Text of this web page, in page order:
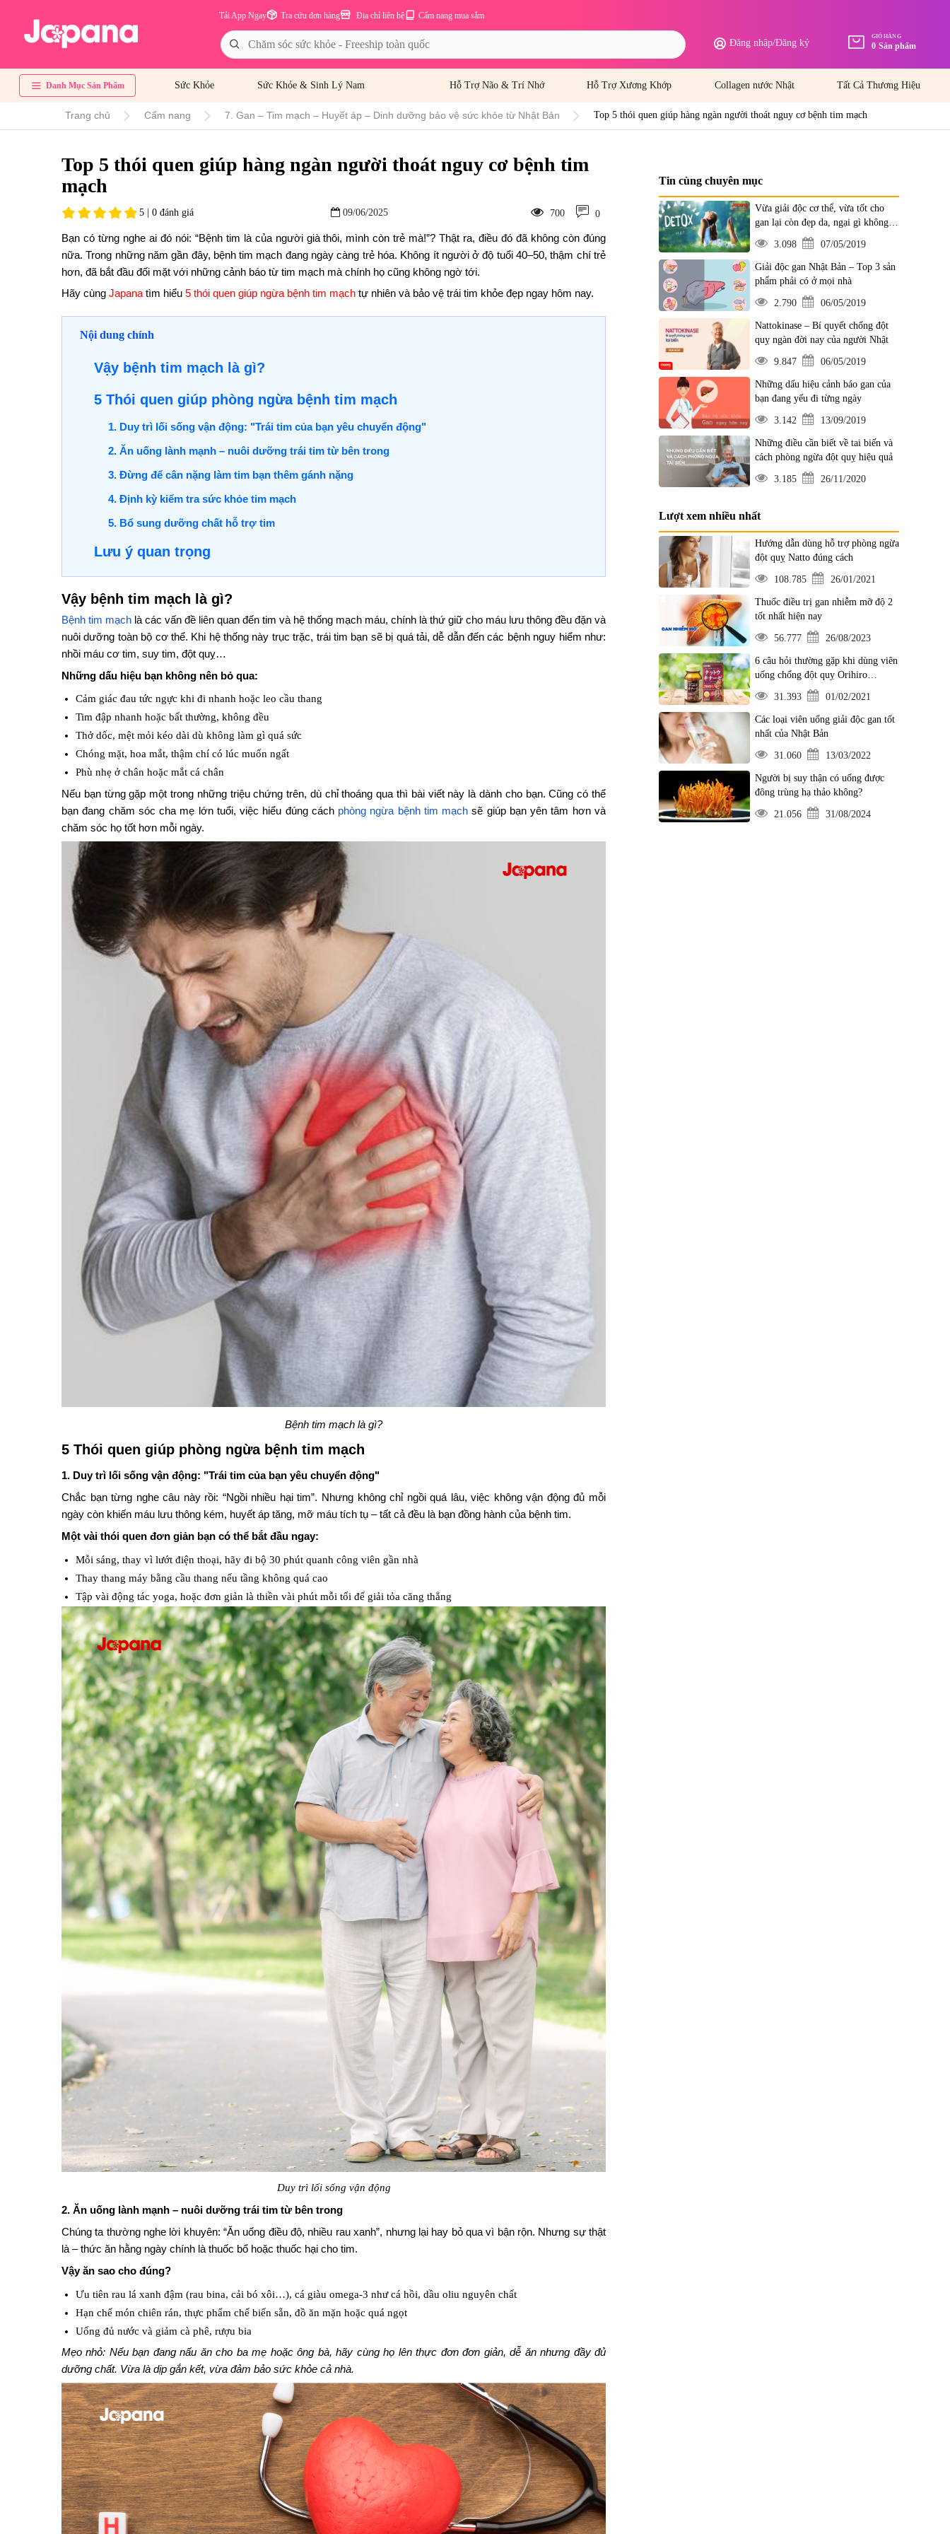
Cẩm nang mua sắm
Địa chỉ liên hệ
Tra cứu đơn hàng
Tải App Ngay
Đăng nhập/Đăng ký
GIỎ HÀNG
0 Sản phẩm
Danh Mục Sản Phẩm Sức Khỏe Sức Khỏe & Sinh Lý Nam Hỗ Trợ Não & Trí Nhớ Hỗ Trợ Xương Khớp Collagen nước Nhật Tất Cả Thương Hiệu
Trang chủ Cẩm nang 7. Gan – Tim mạch – Huyết áp – Dinh dưỡng bảo vệ sức khỏe từ Nhật Bản Top 5 thói quen giúp hàng ngàn người thoát nguy cơ bệnh tim mạch
Top 5 thói quen giúp hàng ngàn người thoát nguy cơ bệnh tim
mạch
5 | 0 đánh giá 09/06/2025 700 0
Bạn có từng nghe ai đó nói: “Bệnh tim là của người già thôi, mình còn trẻ mà!”? Thật ra, điều đó đã không còn đúng
nữa. Trong những năm gần đây, bệnh tim mạch đang ngày càng trẻ hóa. Không ít người ở độ tuổi 40–50, thậm chí trẻ
hơn, đã bắt đầu đối mặt với những cảnh báo từ tim mạch mà chính họ cũng không ngờ tới.
Hãy cùng Japanatìm hiểu 5 thói quen giúp ngừa bệnh tim mạch tự nhiên và bảo vệ trái tim khỏe đẹp ngay hôm nay.
Nội dung chính
Vậy bệnh tim mạch là gì?
5 Thói quen giúp phòng ngừa bệnh tim mạch
1. Duy trì lối sống vận động: "Trái tim của bạn yêu chuyển động"
2. Ăn uống lành mạnh – nuôi dưỡng trái tim từ bên trong
3. Đừng để cân nặng làm tim bạn thêm gánh nặng
4. Định kỳ kiểm tra sức khỏe tim mạch
5. Bổ sung dưỡng chất hỗ trợ tim
Lưu ý quan trọng
Vậy bệnh tim mạch là gì?
Bệnh tim mạch là các vấn đề liên quan đến tim và hệ thống mạch máu, chính là thứ giữ cho máu lưu thông đều đặn và
nuôi dưỡng toàn bộ cơ thể. Khi hệ thống này trục trặc, trái tim bạn sẽ bị quá tải, dễ dẫn đến các bệnh nguy hiểm như:
nhồi máu cơ tim, suy tim, đột quỵ…
Những dấu hiệu bạn không nên bỏ qua:
Cảm giác đau tức ngực khi đi nhanh hoặc leo cầu thang
Tim đập nhanh hoặc bất thường, không đều
Thở dốc, mệt mỏi kéo dài dù không làm gì quá sức
Chóng mặt, hoa mắt, thậm chí có lúc muốn ngất
Phù nhẹ ở chân hoặc mắt cá chân
Nếu bạn từng gặp một trong những triệu chứng trên, dù chỉ thoáng qua thì bài viết này là dành cho bạn. Cũng có thể
bạn đang chăm sóc cha mẹ lớn tuổi, việc hiểu đúng cách phòng ngừa bệnh tim mạch sẽ giúp bạn yên tâm hơn và
chăm sóc họ tốt hơn mỗi ngày.
Bệnh tim mạch là gì?
5 Thói quen giúp phòng ngừa bệnh tim mạch
1. Duy trì lối sống vận động: "Trái tim của bạn yêu chuyển động"
Chắc bạn từng nghe câu này rồi: “Ngồi nhiều hại tim”. Nhưng không chỉ ngồi quá lâu, việc không vận động đủ mỗi
ngày còn khiến máu lưu thông kém, huyết áp tăng, mỡ máu tích tụ – tất cả đều là bạn đồng hành của bệnh tim.
Một vài thói quen đơn giản bạn có thể bắt đầu ngay:
Mỗi sáng, thay vì lướt điện thoại, hãy đi bộ 30 phút quanh công viên gần nhà
Thay thang máy bằng cầu thang nếu tầng không quá cao
Tập vài động tác yoga, hoặc đơn giản là thiền vài phút mỗi tối để giải tỏa căng thẳng
Duy trì lối sống vận động​
2. Ăn uống lành mạnh – nuôi dưỡng trái tim từ bên trong
Chúng ta thường nghe lời khuyên: “Ăn uống điều độ, nhiều rau xanh”, nhưng lại hay bỏ qua vì bận rộn. Nhưng sự thật
là – thức ăn hằng ngày chính là thuốc bổ hoặc thuốc hại cho tim.
Vậy ăn sao cho đúng?
Ưu tiên rau lá xanh đậm (rau bina, cải bó xôi…), cá giàu omega-3 như cá hồi, dầu oliu nguyên chất
Hạn chế món chiên rán, thực phẩm chế biến sẵn, đồ ăn mặn hoặc quá ngọt
Uống đủ nước và giảm cà phê, rượu bia
Mẹo nhỏ: Nếu bạn đang nấu ăn cho ba mẹ hoặc ông bà, hãy cùng họ lên thực đơn đơn giản, dễ ăn nhưng đầy đủ
dưỡng chất. Vừa là dịp gắn kết, vừa đảm bảo sức khỏe cả nhà.
Tin cùng chuyên mục
Vừa giải độc cơ thể, vừa tốt cho
gan lại còn đẹp da, ngại gì không
áp dụng ngay
3.098 07/05/2019
Giải độc gan Nhật Bản – Top 3 sản
phẩm phải có ở mọi nhà
2.790 06/05/2019
Nattokinase – Bí quyết chống đột
quỵ ngàn đời nay của người Nhật
9.847 06/05/2019
Những dấu hiệu cảnh báo gan của
bạn đang yếu đi từng ngày
3.142 13/09/2019
Những điều cần biết về tai biến và
cách phòng ngừa đột quỵ hiệu quả
3.185 26/11/2020
Lượt xem nhiều nhất
Hướng dẫn dùng hỗ trợ phòng ngừa
đột quỵ Natto đúng cách
108.785 26/01/2021
Thuốc điều trị gan nhiễm mỡ độ 2
tốt nhất hiện nay
56.777 26/08/2023
6 câu hỏi thường gặp khi dùng viên
uống chống đột quỵ Orihiro
Nattokinase 2000FU
31.393 01/02/2021
Các loại viên uống giải độc gan tốt
nhất của Nhật Bản
31.060 13/03/2022
Người bị suy thận có uống được
đông trùng hạ thảo không?
21.056 31/08/2024